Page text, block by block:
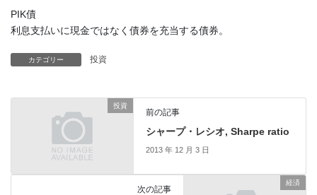
PIK債
利息支払いに現金ではなく債券を充当する債券。
カテゴリー 投資
投資
前の記事
シャープ・レシオ, Sharpe ratio
2013 年 12 月 3 日
経済
次の記事